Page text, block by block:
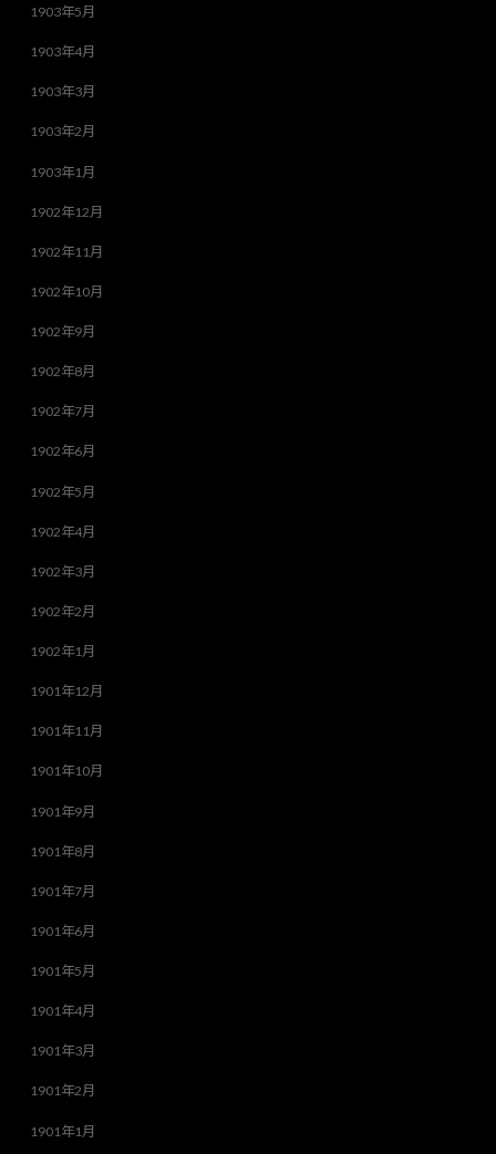
1903年5月
1903年4月
1903年3月
1903年2月
1903年1月
1902年12月
1902年11月
1902年10月
1902年9月
1902年8月
1902年7月
1902年6月
1902年5月
1902年4月
1902年3月
1902年2月
1902年1月
1901年12月
1901年11月
1901年10月
1901年9月
1901年8月
1901年7月
1901年6月
1901年5月
1901年4月
1901年3月
1901年2月
1901年1月